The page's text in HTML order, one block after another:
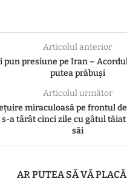
Articolul anterior
pun presiune pe Iran –
putea prăbuși
Articolul următor
miraculoasă pe frontul
a târât cinci zile cu gâtul tăiat
săi
AR PUTEA SĂ VĂ